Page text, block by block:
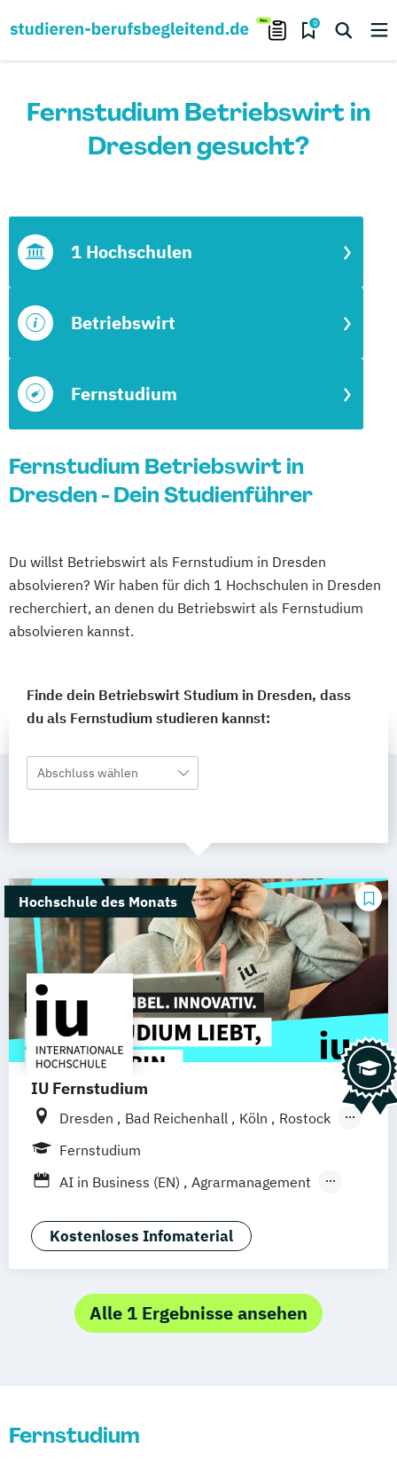
0
Fernstudium Betriebswirt in
Dresden gesucht?
Fernstudium
Betriebswirt
1 Hochschulen
Fernstudium Betriebswirt in
Dresden - Dein Studienführer
Du willst Betriebswirt als Fernstudium in Dresden
absolvieren? Wir haben für dich 1 Hochschulen in Dresden
recherchiert, an denen du Betriebswirt als Fernstudium
absolvieren kannst.
Finde dein Betriebswirt Studium in Dresden, dass
du als Fernstudium studieren kannst:
Abschluss wählen
Hochschule des Monats
IU Fernstudium
Dresden Bad Reichenhall Köln
Rostock
Freiburg
Deggendorf Karlsruhe Kassel
Oberhausen Offenbach Saarbrücken
Neu-Ulm Graz Innsbruck Wien
Augsburg Freising Friedrichshafen
Klagenfurt Magdeburg Münster Trier
Würzburg Chemnitz Linz
Fernstudium
AI in Business (EN)
Agrarmanagement
Angewandte Psychologie (DE/EN)
Applied Artificial Intelligence
Aviation Management (DE/EN)
Bank- und Kapitalmarktrecht
Betriebswirtschaftslehre und Customer
Kostenloses Infomaterial
Alle 1 Ergebnisse ansehen
Fernstudium